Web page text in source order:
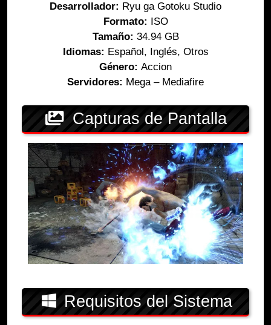
Desarrollador: Ryu ga Gotoku Studio
Formato: ISO
Tamaño: 34.94 GB
Idiomas: Español, Inglés, Otros
Género: Accion
Servidores: Mega – Mediafire
Capturas de Pantalla
Requisitos del Sistema